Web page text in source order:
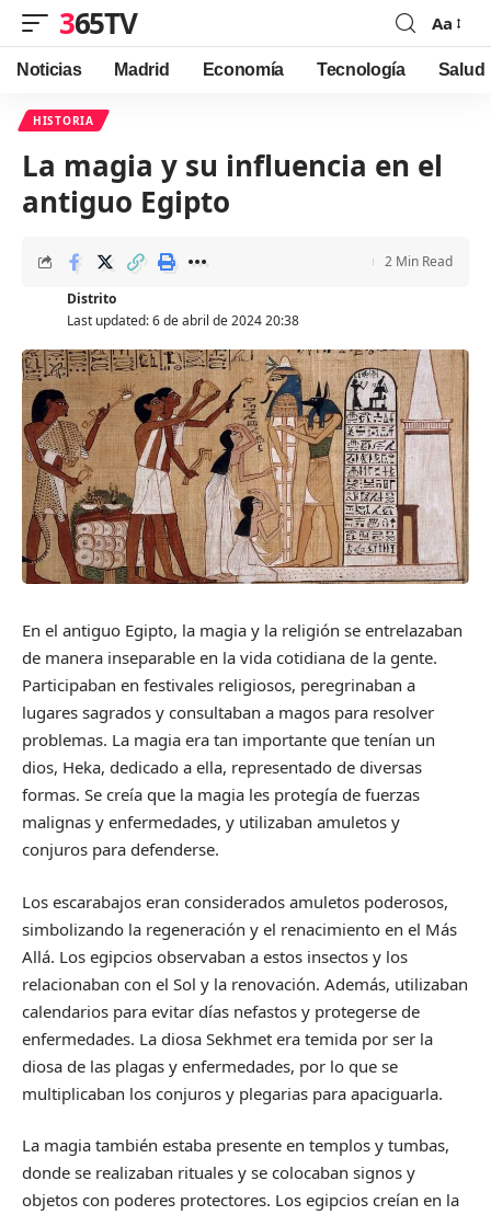
365TV
Font
Resizer
Aa
Noticias Madrid Economía Tecnología Salud
HISTORIA
La magia y su influencia en el
antiguo Egipto
Last updated: 6 de abril de 2024 20:38
Distrito
2 Min Read
En el antiguo Egipto, la magia y la religión se entrelazaban
de manera inseparable en la vida cotidiana de la gente.
Participaban en festivales religiosos, peregrinaban a
lugares sagrados y consultaban a magos para resolver
problemas. La magia era tan importante que tenían un
dios, Heka, dedicado a ella, representado de diversas
formas. Se creía que la magia les protegía de fuerzas
malignas y enfermedades, y utilizaban amuletos y
conjuros para defenderse.
Los escarabajos eran considerados amuletos poderosos,
simbolizando la regeneración y el renacimiento en el Más
Allá. Los egipcios observaban a estos insectos y los
relacionaban con el Sol y la renovación. Además, utilizaban
calendarios para evitar días nefastos y protegerse de
enfermedades. La diosa Sekhmet era temida por ser la
diosa de las plagas y enfermedades, por lo que se
multiplicaban los conjuros y plegarias para apaciguarla.
La magia también estaba presente en templos y tumbas,
donde se realizaban rituales y se colocaban signos y
objetos con poderes protectores. Los egipcios creían en la